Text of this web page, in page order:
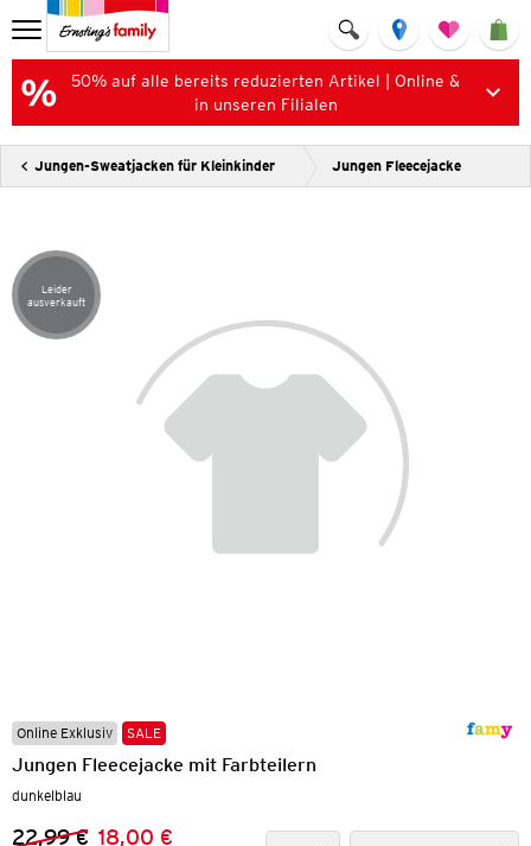
50% auf alle bereits reduzierten Artikel | Online &
in unseren Filialen
Jungen-Sweatjacken für Kleinkinder Jungen Fleecejacke
Artikel leider ausverkauft
Leider
ausverkauft
Online Exklusiv SALE
Jungen Fleecejacke mit Farbteilern
dunkelblau
22,99 € 18,00 €